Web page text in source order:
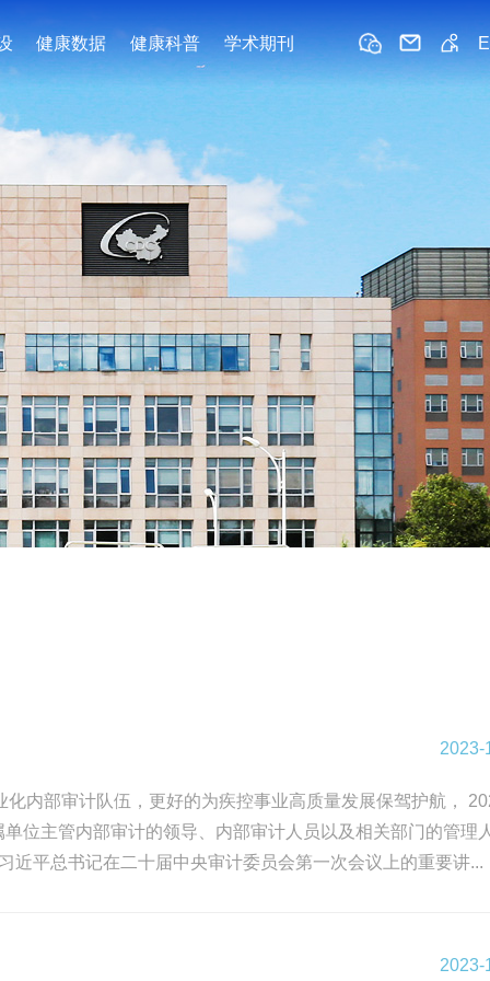
健康数据 健康科普 学术期刊
2023-
内部审计队伍，更好的为疾控事业高质量发展保驾护航，
位主管内部审计的领导、内部审计人员以及相关部门的管理
平总书记在二十届中央审计委员会第一次会议上的重要讲...
2023-